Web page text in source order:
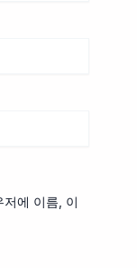
에 이름, 이